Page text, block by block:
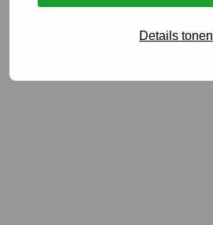
Details tonen